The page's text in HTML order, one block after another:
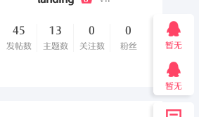
暂无
暂无
45
发帖数
13
主题数
0
关注数
0
粉丝